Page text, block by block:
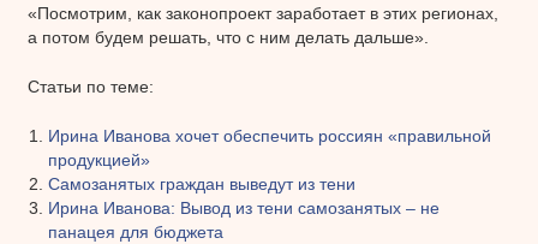
«Посмотрим, как законопроект заработает в этих регионах,
а потом будем решать, что с ним делать дальше».
Статьи по теме:
Ирина Иванова хочет обеспечить россиян «правильной
продукцией»
Самозанятых граждан выведут из тени
Ирина Иванова: Вывод из тени самозанятых – не
панацея для бюджета